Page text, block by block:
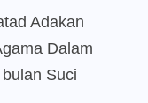
Adakan
Dalam
Suci